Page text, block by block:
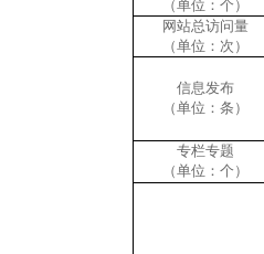
（单位：个）
网站总访问量
（单位：次）
信息发布
（单位：条）
专栏专题
（单位：个）